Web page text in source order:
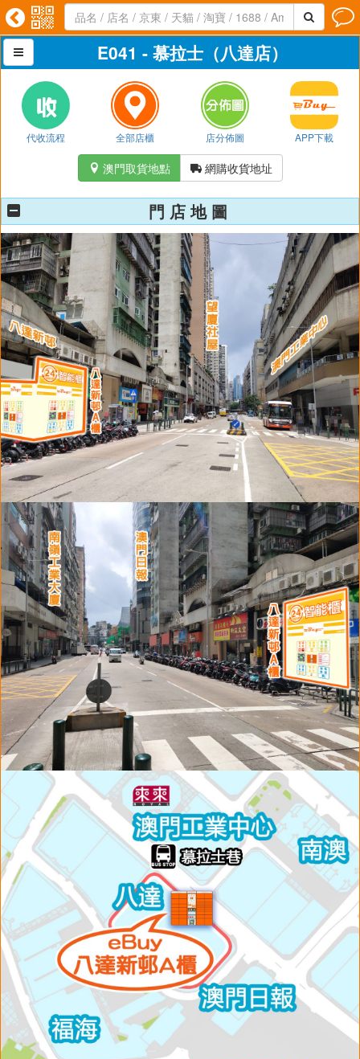
   
 E041 - 慕拉士（八達店）
代收流程 全部店櫃 店分佈圖 APP下載
 澳門取貨地點 網購收貨地址
門 店 地 圖